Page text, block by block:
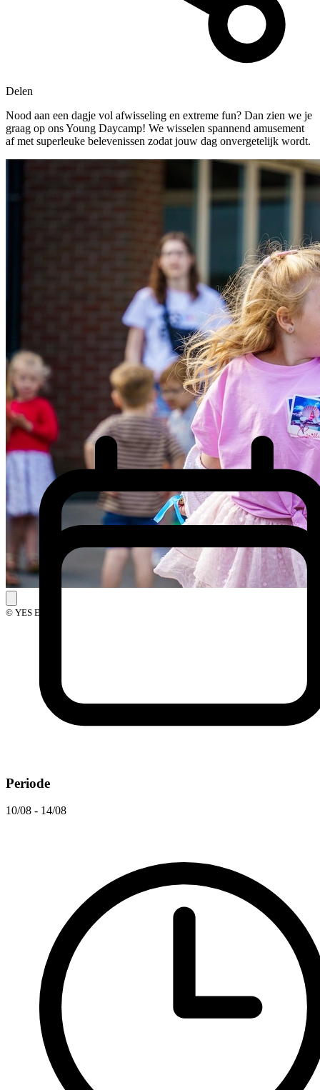
Delen
Nood aan een dagje vol afwisseling en extreme fun? Dan zien we je
graag op ons Young Daycamp! We wisselen spannend amusement
af met superleuke belevenissen zodat jouw dag onvergetelijk wordt.
© YES Events
Periode
10/08 - 14/08